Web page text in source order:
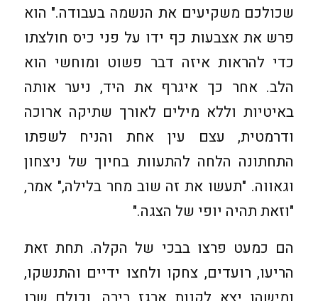
שכולכם משקיעים את הנשמה בעבודה." הוא
פרש את אצבעות כף ידו על פני כיס חולצתו
כדי להראות איזה דבר פשוט ומוחשי הוא
הלב. אחר כך איגרף את היד, ניער אותה
באיטיות וללא מילים לאורך שתיקה ארוכה
ודרמטית, עצם עין אחת והניח לשפתו
התחתונה הלחה להתעוות בחיוך של ניצחון
וגאווה. "תעשו את זה שוב מחר בלילה," אמר,
"וזאת תהיה יופי של הצגה."
הם כמעט פרצו בבכי של הקלה. תחת זאת
הריעו, רועדים, צחקו ולחצו ידיים והתנשקו,